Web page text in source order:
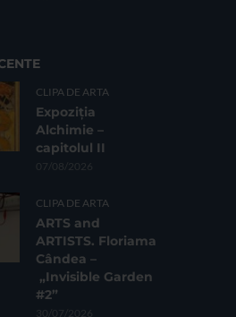
CLIPA DE ARTA
Expoziția
Alchimie –
capitolul II
07/08/2026
CLIPA DE ARTA
ARTS and
ARTISTS. Floriama
Cândea –
„Invisible Garden
#2”
30/07/2026